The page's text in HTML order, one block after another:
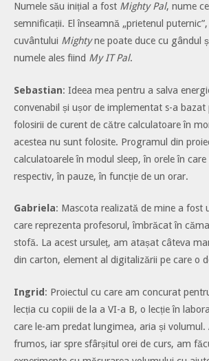
Numele său inițial a fost Mighty Pal, nume
semnificații. El înseamnă „prietenul
cuvântului Mightyne poate duce cu gândul
numele ales fiind My IT Pal.
Sebastian: Ideea mea pentru a salva
convenabil și ușor de implementat s-a bazat
folosirii de curent de către calculatoare în
acestea nu sunt folosite. Programul din
calculatoarele în modul sleep, în orele în
respectiv, în pauze, în funcție de un orar.
Gabriela: Mascota realizată de mine a fost
care reprezenta profesorul, îmbrăcat în
stofă. La acest ursuleț, am atașat câteva
din carton, element al digitalizării pe care o
Ingrid : Proiectul cu care am concurat
lecția cu copiii de la a VI-a B, o lecție în
care le-am predat lungimea, aria și
frumos, iar spre sfârșitul orei de curs, am